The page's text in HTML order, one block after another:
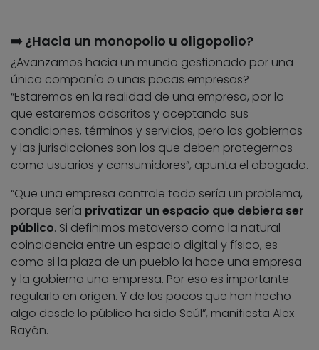
➡️ ¿Hacia un monopolio u oligopolio?
¿Avanzamos hacia un mundo gestionado por una
única compañía o unas pocas empresas?
“Estaremos en la realidad de una empresa, por lo
que estaremos adscritos y aceptando sus
condiciones, términos y servicios, pero los gobiernos
y las jurisdicciones son los que deben protegernos
como usuarios y consumidores”, apunta el abogado.
“Que una empresa controle todo sería un problema,
porque sería privatizar un espacio que debiera ser
público. Si definimos metaverso como la natural
coincidencia entre un espacio digital y físico, es
como si la plaza de un pueblo la hace una empresa
y la gobierna una empresa. Por eso es importante
regularlo en origen. Y de los pocos que han hecho
algo desde lo público ha sido Seúl”, manifiesta Alex
Rayón.